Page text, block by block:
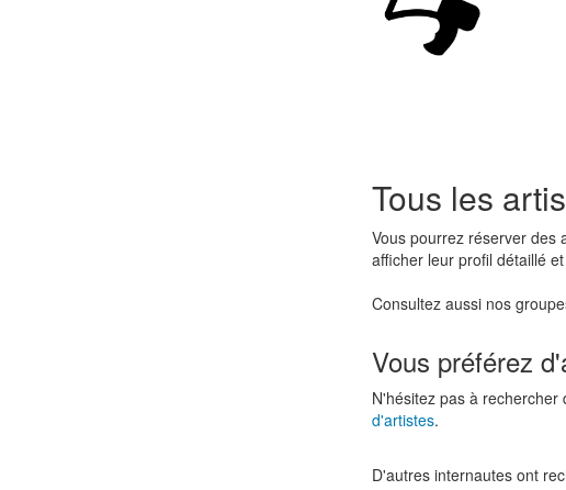
Tous les
Vous pourrez réserver des
afficher leur profil détaillé
Consultez aussi nos
Vous préférez
N'hésitez pas à
d'artistes.
D'autres internautes ont